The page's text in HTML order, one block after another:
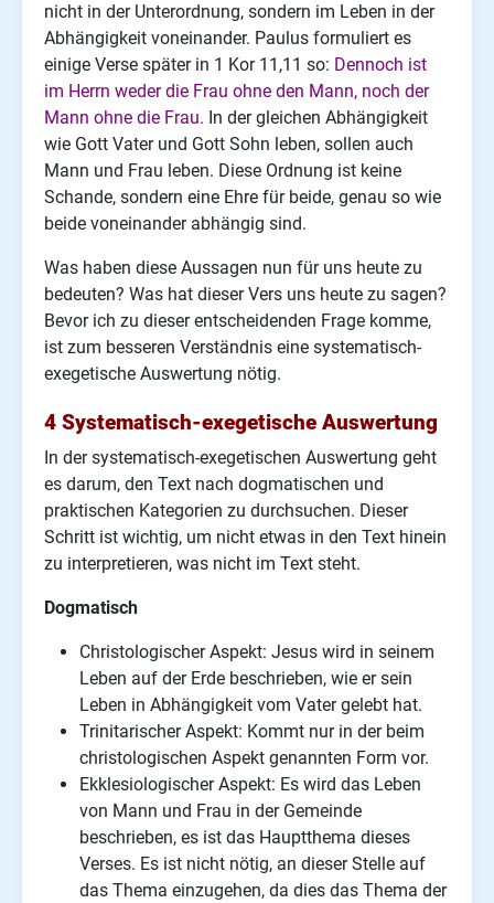
nicht in der Unterordnung, sondern im Leben in der
Abhängigkeit voneinander. Paulus formuliert es
einige Verse später in 1 Kor 11,11 so: Dennoch ist
im Herrn weder die Frau ohne den Mann, noch der
Mann ohne die Frau. In der gleichen Abhängigkeit
wie Gott Vater und Gott Sohn leben, sollen auch
Mann und Frau leben. Diese Ordnung ist keine
Schande, sondern eine Ehre für beide, genau so wie
beide voneinander abhängig sind.
Was haben diese Aussagen nun für uns heute zu
bedeuten? Was hat dieser Vers uns heute zu sagen?
Bevor ich zu dieser entscheidenden Frage komme,
ist zum besseren Verständnis eine systematisch-
exegetische Auswertung nötig.
4 Systematisch-exegetische Auswertung
In der systematisch-exegetischen Auswertung geht
es darum, den Text nach dogmatischen und
praktischen Kategorien zu durchsuchen. Dieser
Schritt ist wichtig, um nicht etwas in den Text hinein
zu interpretieren, was nicht im Text steht.
Dogmatisch
Christologischer Aspekt: Jesus wird in seinem
Leben auf der Erde beschrieben, wie er sein
Leben in Abhängigkeit vom Vater gelebt hat.
Trinitarischer Aspekt: Kommt nur in der beim
christologischen Aspekt genannten Form vor.
Ekklesiologischer Aspekt: Es wird das Leben
von Mann und Frau in der Gemeinde
beschrieben, es ist das Hauptthema dieses
Verses. Es ist nicht nötig, an dieser Stelle auf
das Thema einzugehen, da dies das Thema der